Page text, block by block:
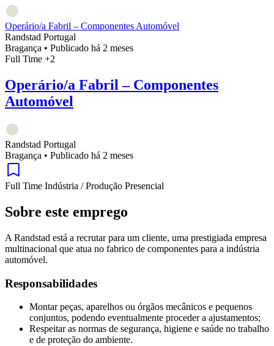
Operário/a Fabril – Componentes Automóvel
Randstad Portugal
Bragança • Publicado há 2 meses
Full Time +2
Operário/a Fabril – Componentes
Automóvel
Randstad Portugal
Bragança • Publicado há 2 meses
Full Time Indústria / Produção Presencial
Sobre este emprego
A Randstad está a recrutar para um cliente, uma prestigiada empresa
multinacional que atua no fabrico de componentes para a indústria
automóvel.
Responsabilidades
Montar peças, aparelhos ou órgãos mecânicos e pequenos
conjuntos, podendo eventualmente proceder a ajustamentos;
Respeitar as normas de segurança, higiene e saúde no trabalho
e de proteção do ambiente.